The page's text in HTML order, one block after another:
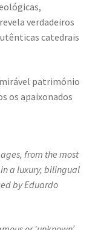
verdadeiros
catedrais
património
os apaixonados
from the most
a luxury, bilingual
by Eduardo